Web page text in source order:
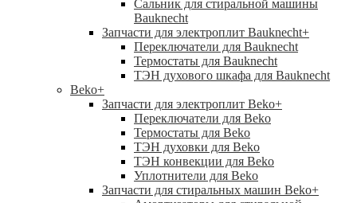
Сальник для стиральной машины
Bauknecht
Запчасти для электроплит Bauknecht+
Переключатели для Bauknecht
Термостаты для Bauknecht
ТЭН духового шкафа для Bauknecht
Beko+
Запчасти для электроплит Beko+
Переключатели для Beko
Термостаты для Beko
ТЭН духовки для Beko
ТЭН конвекции для Beko
Уплотнители для Beko
Запчасти для стиральных машин Beko+